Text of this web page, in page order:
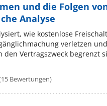
und die Folgen
Analyse
wie kostenlose
verletzen
den Vertragszweck
15 Bewertungen)